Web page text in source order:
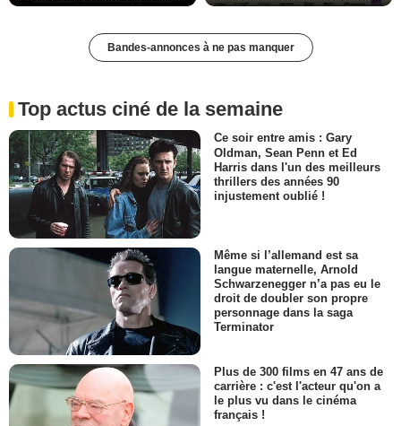
Bandes-annonces à ne pas manquer
Top actus ciné de la semaine
Ce soir entre amis : Gary
Oldman, Sean Penn et Ed
Harris dans l'un des meilleurs
thrillers des années 90
injustement oublié !
Même si l’allemand est sa
langue maternelle, Arnold
Schwarzenegger n’a pas eu le
droit de doubler son propre
personnage dans la saga
Terminator
Plus de 300 films en 47 ans de
carrière : c'est l'acteur qu'on a
le plus vu dans le cinéma
français !